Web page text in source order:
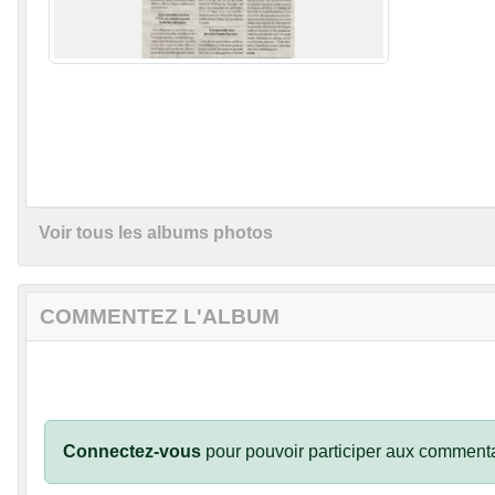
Voir tous les albums photos
COMMENTEZ L'ALBUM
Connectez-vous pour pouvoir participer aux